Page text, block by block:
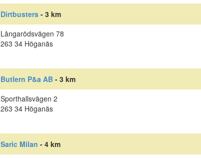
Dirtbusters- 3 km
Långarödsvägen 78
263 34 Höganäs
Butlern P&a AB- 3 km
Sporthallsvägen 2
263 34 Höganäs
Saric Milan - 4 km